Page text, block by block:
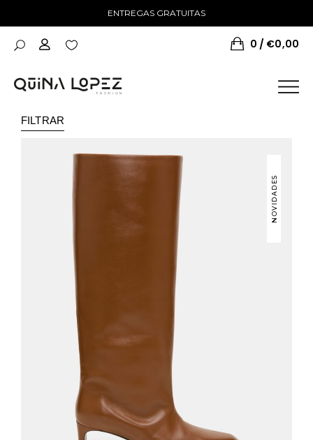
ENTREGAS GRATUITAS
0 €0,00
FILTRAR
NOVIDADES